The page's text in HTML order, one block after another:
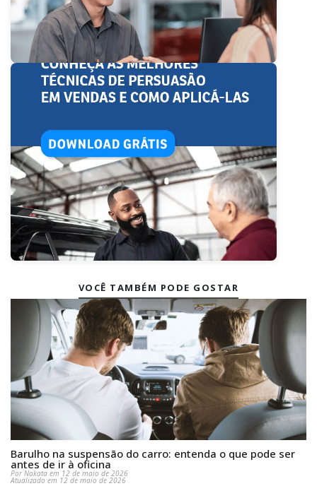
VOCÊ TAMBÉM PODE GOSTAR
Barulho na suspensão do carro: entenda o que pode ser
antes de ir à oficina
Por Nakata em 12 de maio de 2026
Atualizado em 12 de maio de 2026